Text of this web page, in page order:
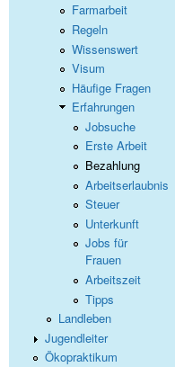
Farmarbeit
Regeln
Wissenswert
Visum
Häufige Fragen
Erfahrungen
Jobsuche
Erste Arbeit
Bezahlung
Arbeitserlaubnis
Steuer
Unterkunft
Jobs für
Frauen
Arbeitszeit
Tipps
Landleben
Jugendleiter
Ökopraktikum